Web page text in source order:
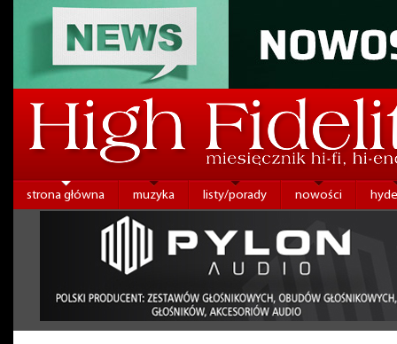
strona główna muzyka listy/porady nowości